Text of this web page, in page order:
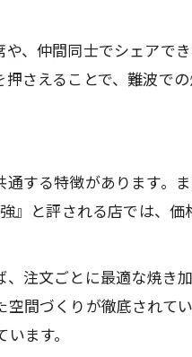
、仲間同士でシェアで
さえることで、難波で
する特徴があります。
』と評される店では、
注文ごとに最適な焼き
間づくりが徹底されて
ます。